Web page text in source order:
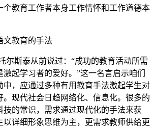
个教育工作者本身工作情怀和工作道德本
文教育的手法
尔斯泰从前说过：“成功的教育活动所需
起学习者的爱好。”这一名言启示咱们
中，应通过多种有用教育手法激起学生对
。现代社会日趋网络化、信息化。很多的
技的常识，需求通过现代化的手法来获
以详细形象思维为主，更需求教师供给更